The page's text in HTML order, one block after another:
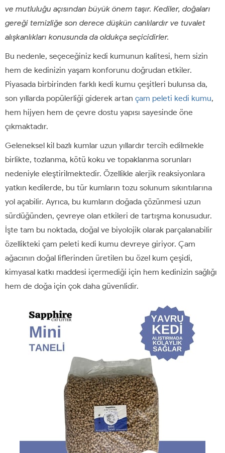
ve mutluluğu açısından büyük önem taşır. Kediler, doğaları
gereği temizliğe son derece düşkün canlılardır ve tuvalet
alışkanlıkları konusunda da oldukça seçicidirler.
Bu nedenle, seçeceğiniz kedi kumunun kalitesi, hem sizin
hem de kedinizin yaşam konforunu doğrudan etkiler.
Piyasada birbirinden farklı kedi kumu çeşitleri bulunsa da,
son yıllarda popülerliği giderek artan çam peleti kedi kumu,
hem hijyen hem de çevre dostu yapısı sayesinde öne
çıkmaktadır.
Geleneksel kil bazlı kumlar uzun yıllardır tercih edilmekle
birlikte, tozlanma, kötü koku ve topaklanma sorunları
nedeniyle eleştirilmektedir. Özellikle alerjik reaksiyonlara
yatkın kedilerde, bu tür kumların tozu solunum sıkıntılarına
yol açabilir. Ayrıca, bu kumların doğada çözünmesi uzun
sürdüğünden, çevreye olan etkileri de tartışma konusudur.
İşte tam bu noktada, doğal ve biyolojik olarak parçalanabilir
özellikteki çam peleti kedi kumu devreye giriyor. Çam
ağacının doğal liflerinden üretilen bu özel kum çeşidi,
kimyasal katkı maddesi içermediği için hem kedinizin sağlığı
hem de doğa için çok daha güvenlidir.